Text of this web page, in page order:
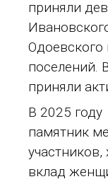
приняли
Одоевского
поселений.
приняли
В 2025
памятник
участников,
вклад